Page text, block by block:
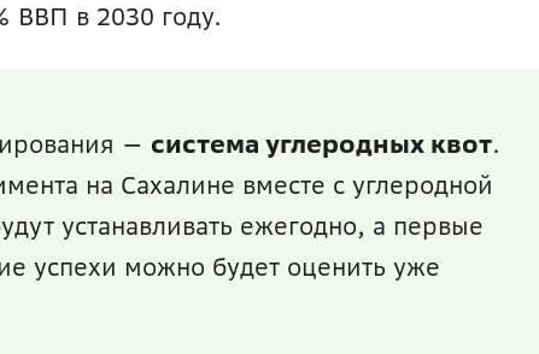
ВВП в 2030 году.
— система углеродных квот.
на Сахалине вместе с углеродной
устанавливать ежегодно, а первые
успехи можно будет оценить уже